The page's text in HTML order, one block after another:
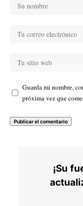
Guarda mi nombre,
próxima vez que
¡Su